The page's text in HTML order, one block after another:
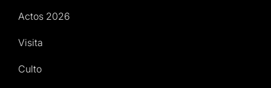
Actos 2026
Visita
Culto